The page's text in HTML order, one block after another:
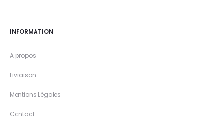
INFORMATION
A propos
Livraison
Mentions Légales
Contact